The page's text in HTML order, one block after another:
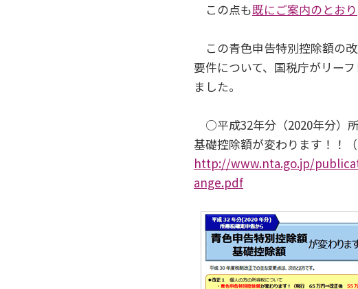
この点も既にご案内のとおり
この青色申告特別控除額の
要件について、国税庁がリー
ました。
○平成32年分（2020年分）
基礎控除額が変わります！！（
http://www.nta.go.jp/
ange.pdf